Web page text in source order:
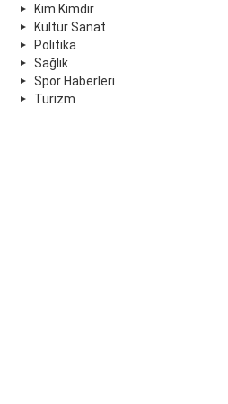
Kim Kimdir
Kültür Sanat
Politika
Sağlık
Spor Haberleri
Turizm